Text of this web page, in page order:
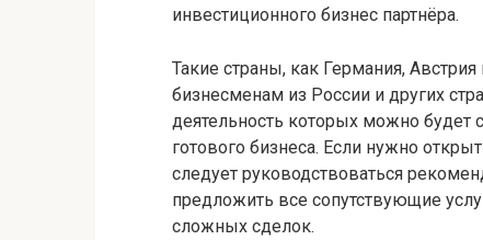
инвестиционного бизнес партнёра.
Такие страны, как Германия,
бизнесменам из России и других
деятельность которых можно будет
готового бизнеса. Если нужно
следует руководствоваться
предложить все сопутствующие
сложных сделок.